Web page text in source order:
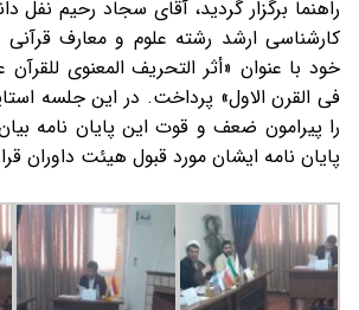
راهنما برگزار گردید، آقای سجاد رحیم
کارشناسی ارشد رشته علوم و معارف قرآنی
خود با عنوان «أثر التحریف المعنوی
فی القرن الاول» پرداخت. در این جلسه
را پیرامون ضعف و قوت این پایان نامه
پایان نامه ایشان مورد قبول هیئت داوران